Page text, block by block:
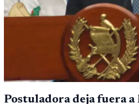
Postuladora deja fuera